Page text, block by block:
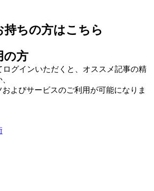
持ちの方はこちら
の方
グインいただくと、オススメ記事の精
よびサービスのご利用が可能になりま